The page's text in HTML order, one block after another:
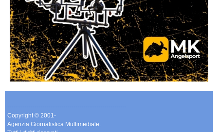
-------------------------------------------------------------
Copyright © 2001-
Agenzia Giornalistica Multimediale.